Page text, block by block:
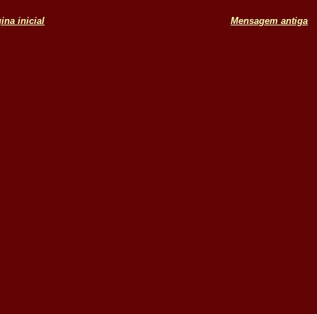
Mensagem antiga
inicial